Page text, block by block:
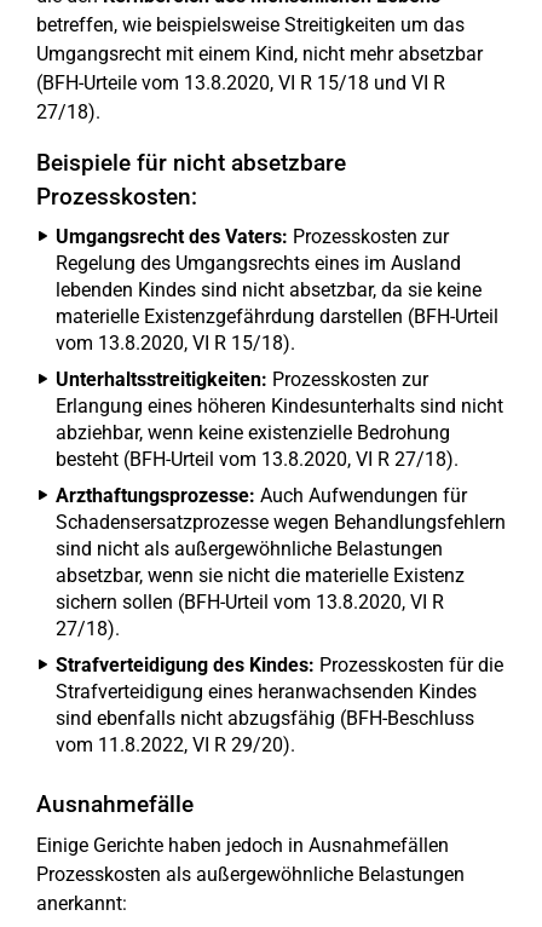
betreffen, wie beispielsweise Streitigkeiten um das
Umgangsrecht mit einem Kind, nicht mehr absetzbar
(BFH-Urteile vom 13.8.2020, VI R 15/18 und VI R
27/18).
Beispiele für nicht absetzbare
Prozesskosten:
Umgangsrecht des Vaters: Prozesskosten zur
Regelung des Umgangsrechts eines im Ausland
lebenden Kindes sind nicht absetzbar, da sie keine
materielle Existenzgefährdung darstellen (BFH-Urteil
vom 13.8.2020, VI R 15/18).
Unterhaltsstreitigkeiten: Prozesskosten zur
Erlangung eines höheren Kindesunterhalts sind nicht
abziehbar, wenn keine existenzielle Bedrohung
besteht (BFH-Urteil vom 13.8.2020, VI R 27/18).
Arzthaftungsprozesse: Auch Aufwendungen für
Schadensersatzprozesse wegen Behandlungsfehlern
sind nicht als außergewöhnliche Belastungen
absetzbar, wenn sie nicht die materielle Existenz
sichern sollen (BFH-Urteil vom 13.8.2020, VI R
27/18).
Strafverteidigung des Kindes: Prozesskosten für die
Strafverteidigung eines heranwachsenden Kindes
sind ebenfalls nicht abzugsfähig (BFH-Beschluss
vom 11.8.2022, VI R 29/20).
Ausnahmefälle
Einige Gerichte haben jedoch in Ausnahmefällen
Prozesskosten als außergewöhnliche Belastungen
anerkannt: